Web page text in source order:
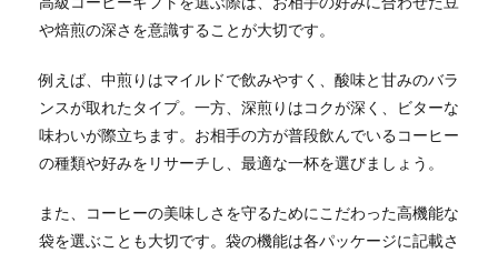
や焙煎の深さを意識することが大切です。
例えば、中煎りはマイルドで飲みやすく、酸味と甘みのバラ
ンスが取れたタイプ。一方、深煎りはコクが深く、ビターな
味わいが際立ちます。お相手の方が普段飲んでいるコーヒー
の種類や好みをリサーチし、最適な一杯を選びましょう。
また、コーヒーの美味しさを守るためにこだわった高機能な
袋を選ぶことも大切です。袋の機能は各パッケージに記載さ